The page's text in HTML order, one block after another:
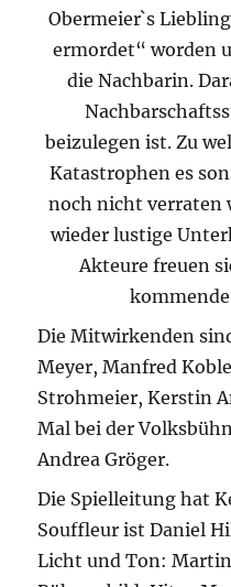
Obermeier`s
ermordet“ worden
die Nachbarin.
beizulegen ist. Zu
Katastrophen es
noch nicht verraten
wieder lustige
Akteure freuen
Die Mitwirkenden
Meyer, Manfred
Strohmeier, Kerstin
Mal bei der
Andrea Gröger.
Die Spielleitung hat
Souffleur ist Daniel
Licht und Ton: